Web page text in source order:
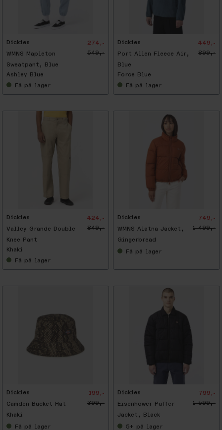
Dickies
WMNS Mapleton
Sweatpant, Blue
274,-
549,-
Ashley Blue
Få på lager
Dickies
Port Allen Fleece Air,
Blue
449,-
899,-
Force Blue
Få på lager
Dickies
Valley Grande Double
Knee Pant
424,-
849,-
Khaki
Få på lager
Dickies
WMNS Alatna Jacket,
Gingerbread
749,-
1 499,-
Få på lager
Dickies
Camden Bucket Hat
Khaki
199,-
399,-
Få på lager
Dickies
Eisenhower Puffer
Jacket, Black
799,-
1 599,-
5+ på lager